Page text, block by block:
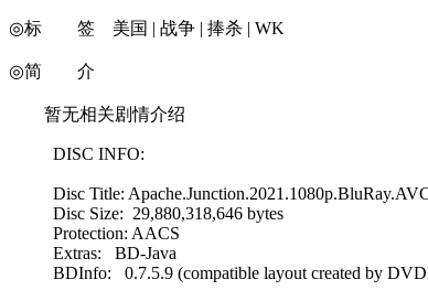
◎标 签 美国 | 战争 | 捧杀 | WK
◎简 介
暂无相关剧情介绍
DISC INFO:
Disc Title:
Disc Size: 29,880,318,646 bytes
Protection: AACS
Extras: BD-Java
BDInfo: 0.7.5.9 (compatible layout created by